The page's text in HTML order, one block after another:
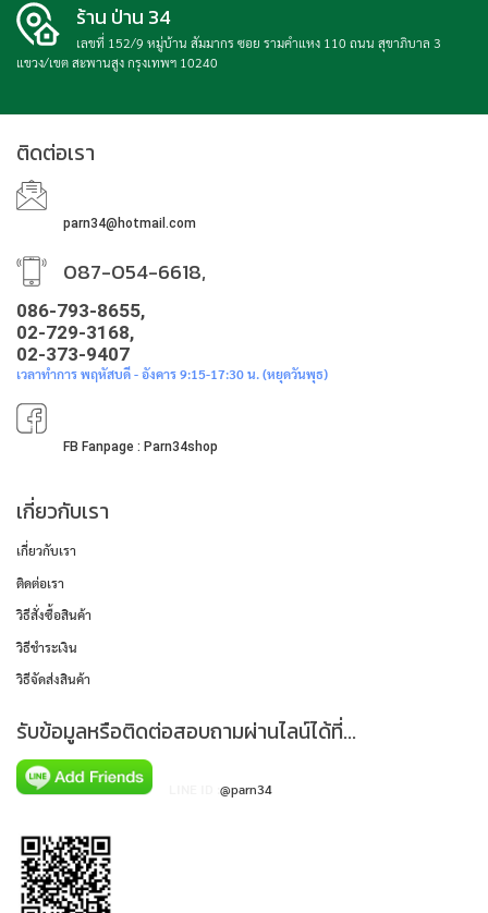
ร้าน ป่าน 34
เลขที่ 152/9 หมู่บ้าน สัมมากร ซอย รามคำแหง 110 ถนน สุขาภิบาล 3
แขวง/เขต สะพานสูง กรุงเทพฯ 10240
ติดต่อเรา
parn34@hotmail.com
087-054-6618,
086-793-8655,
02-729-3168,
02-373-9407
เวลาทำการ พฤหัสบดี - อังคาร 9:15-17:30 น. (หยุดวันพุธ)
FB Fanpage : Parn34shop
เกี่ยวกับเรา
เกี่ยวกับเรา
ติดต่อเรา
วิธีสั่งซื้อสินค้า
วิธีชำระเงิน
วิธีจัดส่งสินค้า
รับข้อมูลหรือติดต่อสอบถามผ่านไลน์ได้ที่...
@parn34